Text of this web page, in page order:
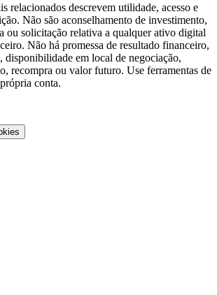
relacionados descrevem utilidade, acesso e
Não são aconselhamento de investimento,
ou solicitação relativa a qualquer ativo digital
Não há promessa de resultado financeiro,
disponibilidade em local de negociação,
recompra ou valor futuro. Use ferramentas de
conta.